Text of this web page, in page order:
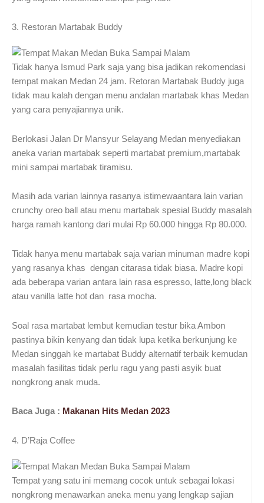
3. Restoran Martabak Buddy
Tidak hanya Ismud Park saja yang bisa jadikan rekomendasi
tempat makan Medan 24 jam. Retoran Martabak Buddy juga
tidak mau kalah dengan menu andalan martabak khas Medan
yang cara penyajiannya unik.
Berlokasi Jalan Dr Mansyur Selayang Medan menyediakan
aneka varian martabak seperti martabat premium,martabak
mini sampai martabak tiramisu.
Masih ada varian lainnya rasanya istimewaantara lain varian
crunchy oreo ball atau menu martabak spesial Buddy masalah
harga ramah kantong dari mulai Rp 60.000 hingga Rp 80.000.
Tidak hanya menu martabak saja varian minuman madre kopi
yang rasanya khas dengan citarasa tidak biasa. Madre kopi
ada beberapa varian antara lain rasa espresso, latte,long black
atau vanilla latte hot dan rasa mocha.
Soal rasa martabat lembut kemudian testur bika Ambon
pastinya bikin kenyang dan tidak lupa ketika berkunjung ke
Medan singgah ke martabat Buddy alternatif terbaik kemudan
masalah fasilitas tidak perlu ragu yang pasti asyik buat
nongkrong anak muda.
Baca Juga : Makanan Hits Medan 2023
4. D’Raja Coffee
Tempat yang satu ini memang cocok untuk sebagai lokasi
nongkrong menawarkan aneka menu yang lengkap sajian